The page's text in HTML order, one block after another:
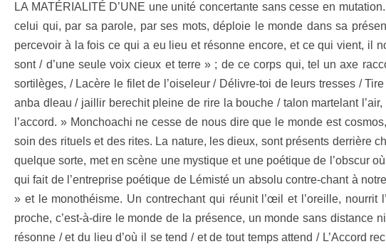
LA MATÉRIALITÉ D’UNE une unité concertante sans cesse en
celui qui, par sa parole, par ses mots, déploie le monde dans sa
percevoir à la fois ce qui a eu lieu et résonne encore, et ce qui vient, il
sont / d’une seule voix cieux et terre » ; de ce corps qui, tel un axe
sortilèges, / Lacère le filet de l’oiseleur / Délivre-toi de leurs tresses /
anba dleau / jaillir berechit pleine de rire la bouche / talon martelant
l’accord. » Monchoachi ne cesse de nous dire que le monde est
soin des rituels et des rites. La nature, les dieux, sont présents derrière
quelque sorte, met en scène une mystique et une poétique de l’obscur
qui fait de l’entreprise poétique de Lémisté un absolu contre-chant à
» et le monothéisme. Un contrechant qui réunit l’œil et l’oreille, nourrit
proche, c’est-à-dire le monde de la présence, un monde sans distance
résonne / et du lieu d’où il se tend / et de tout temps attend / L’Accord